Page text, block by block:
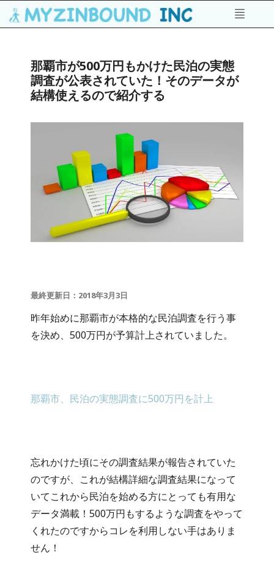
那覇市が500万円もかけた民泊の実態
調査が公表されていた！そのデータが
結構使えるので紹介する
最終更新日：2018年3月3日
昨年始めに那覇市が本格的な民泊調査を行う事
を決め、500万円が予算計上されていました。
那覇市、民泊の実態調査に500万円を計上
忘れかけた頃にその調査結果が報告されていた
のですが、これが結構詳細な調査結果になって
いてこれから民泊を始める方にとっても有用な
データ満載！500万円もするような調査をやって
くれたのですからコレを利用しない手はありま
せん！